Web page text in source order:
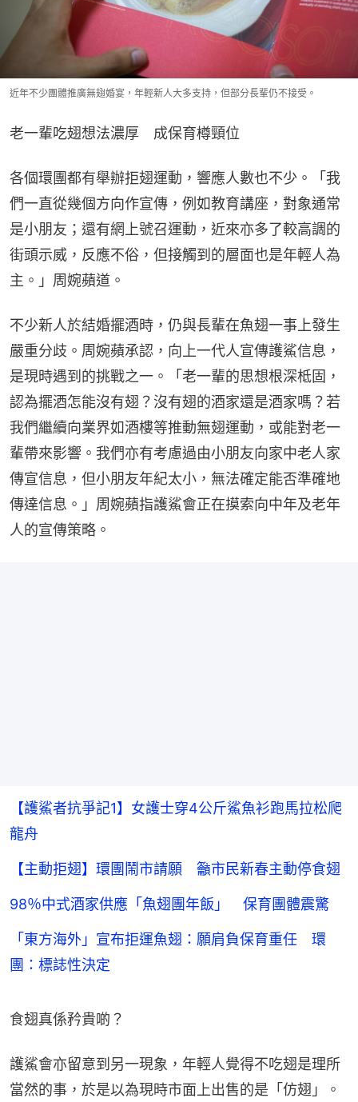
近年不少團體推廣無翅婚宴，年輕新人大多支持，但部分長輩仍不接受。
老一輩吃翅想法濃厚　成保育樽頸位
各個環團都有舉辦拒翅運動，響應人數也不少。「我
們一直從幾個方向作宣傳，例如教育講座，對象通常
是小朋友；還有網上號召運動，近來亦多了較高調的
街頭示威，反應不俗，但接觸到的層面也是年輕人為
主。」周婉蘋道。
不少新人於結婚擺酒時，仍與長輩在魚翅一事上發生
嚴重分歧。周婉蘋承認，向上一代人宣傳護鯊信息，
是現時遇到的挑戰之一。「老一輩的思想根深柢固，
認為擺酒怎能沒有翅？沒有翅的酒家還是酒家嗎？若
我們繼續向業界如酒樓等推動無翅運動，或能對老一
輩帶來影響。我們亦有考慮過由小朋友向家中老人家
傳宣信息，但小朋友年紀太小，無法確定能否準確地
傳達信息。」周婉蘋指護鯊會正在摸索向中年及老年
人的宣傳策略。
【護鯊者抗爭記1】女護士穿4公斤鯊魚衫跑馬拉松爬
龍舟
【主動拒翅】環團鬧市請願 籲市民新春主動停食翅
98％中式酒家供應「魚翅團年飯」 保育團體震驚
「東方海外」宣布拒運魚翅：願肩負保育重任 環
團：標誌性決定
食翅真係矜貴啲？
護鯊會亦留意到另一現象，年輕人覺得不吃翅是理所
當然的事，於是以為現時市面上出售的是「仿翅」。